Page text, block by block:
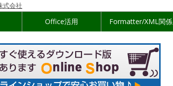
式会社
Office活用 Formatter/XML関係